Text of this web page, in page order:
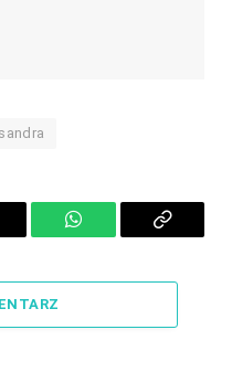
sandra
WhatsAppCopy